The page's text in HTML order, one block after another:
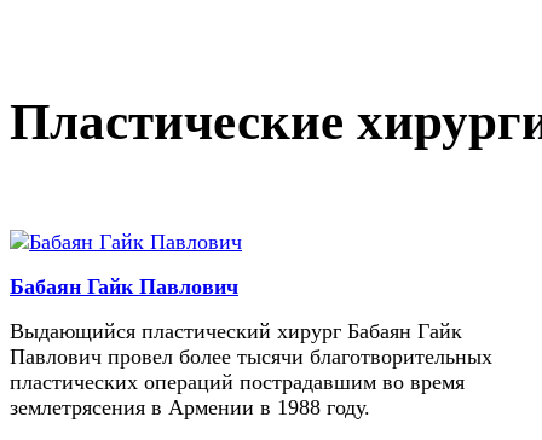
Пластические
Бабаян Гайк Павлович
Выдающийся пластический хирург Бабаян Гайк
Павлович провел более тысячи благотворительных
пластических операций пострадавшим во время
землетрясения в Армении в 1988 году.